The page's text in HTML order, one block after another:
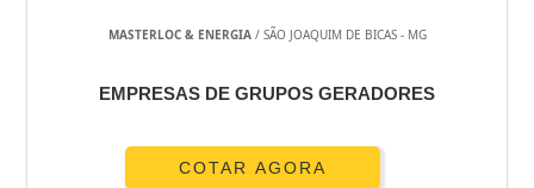
MASTERLOC & ENERGIA/ SÃO JOAQUIM DE BICAS - MG
EMPRESAS DE GRUPOS GERADORES
COTAR AGORA